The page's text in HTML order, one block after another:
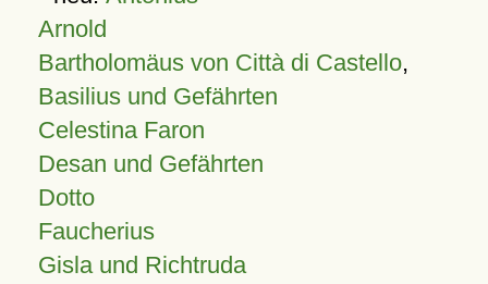
Arnold
Bartholomäus von Città di Castello,
Basilius und Gefährten
Celestina Faron
Desan und Gefährten
Dotto
Faucherius
Gisla und Richtruda